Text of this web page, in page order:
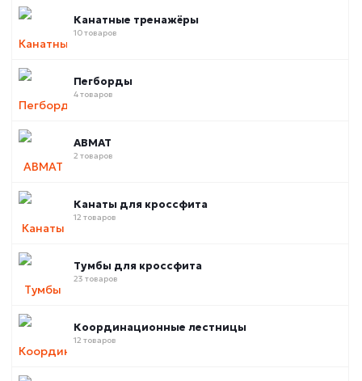
Канатные тренажёры
10 товаров
Пегборды
4 товаров
ABMAT
2 товаров
Канаты для кроссфита
12 товаров
Тумбы для кроссфита
23 товаров
Координационные лестницы
12 товаров